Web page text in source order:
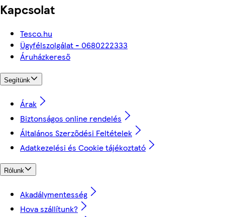
Kapcsolat
Tesco.hu
Ügyfélszolgálat - 0680222333
Áruházkereső
Segítünk
Árak
Biztonságos online rendelés
Általános Szerződési Feltételek
Adatkezelési és Cookie tájékoztató
Rólunk
Akadálymentesség
Hova szállítunk?